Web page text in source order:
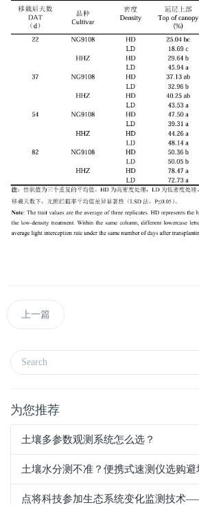
上一篇
为您推荐
土壤多参数观测系统怎么选？
土壤水分测不准？便携式速测仪选购避
点将科技参加生态系统变化监测技术